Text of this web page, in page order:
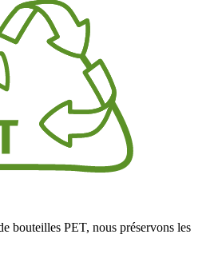
bouteilles PET, nous préservons les